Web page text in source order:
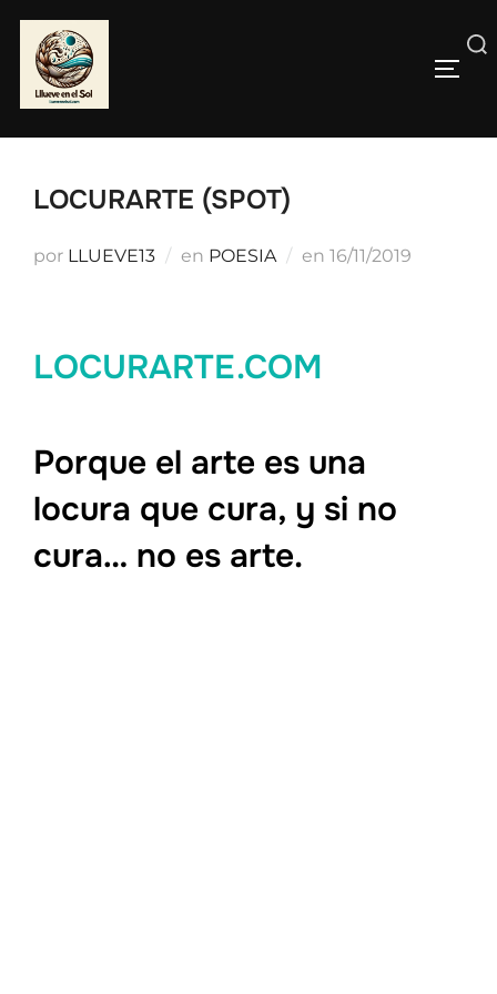
contenido
Buscar:
LOCURARTE (SPOT)
por LLUEVE13 en POESIA en Publicado
16/11/2019
LOCURARTE.COM
Porque el arte es una
locura que cura, y si no
cura… no es arte.